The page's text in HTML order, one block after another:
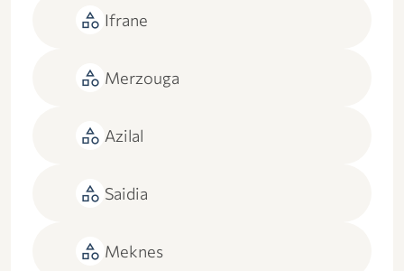
category Ifrane
category Merzouga
category Azilal
category Saidia
category Meknes